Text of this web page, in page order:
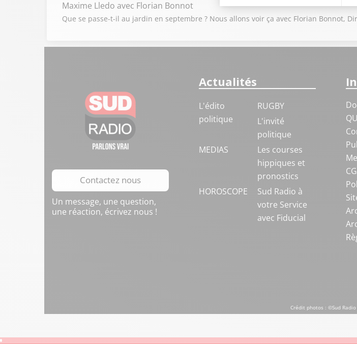
Maxime Lledo avec Florian Bonnot
Que se passe-t-il au jardin en septembre ? Nous allons voir ça avec Florian Bonnot,
Contactez nous
Un message, une question,
une réaction, écrivez nous !
Actualités
L'édito
politique
RUGBY
L'invité
politique
MEDIAS
Les courses
hippiques et
pronostics
HOROSCOPE
Sud Radio à
votre Service
avec Fiducial
Crédit photos : ©Sud